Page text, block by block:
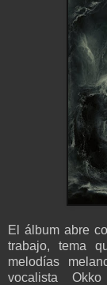
El álbum abre
trabajo, tema
melodías
vocalista